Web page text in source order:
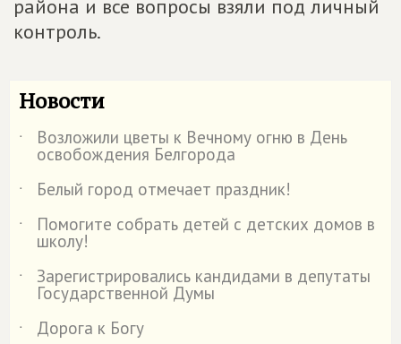
района и все вопросы взяли под личный
контроль.
Новости
˙ Возложили цветы к Вечному огню в День
освобождения Белгорода
˙
Белый город отмечает праздник!
˙
Помогите собрать детей с детских домов в
школу!
˙
Зарегистрировались кандидами в депутаты
Государственной Думы
˙
Дорога к Богу